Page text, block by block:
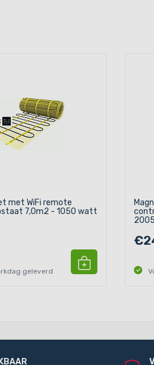
met WiFi remote
7,0m2 - 1050 watt
geleverd